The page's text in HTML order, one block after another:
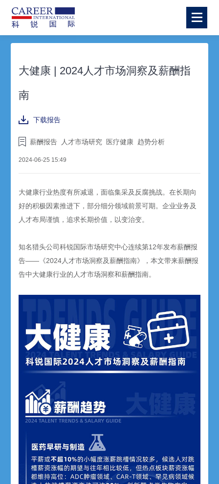
大健康 | 2024人才市场洞察及薪酬指
南
下载报告
薪酬报告 人才市场研究 医疗健康 趋势分析
2024-06-25 15:49
大健康行业热度有所减退，面临集采及反腐挑战。在长期向
好的积极因素推进下，部分细分领域前景可期。企业业务及
人才布局谨慎，追求长期价值，以变治变。
知名猎头公司科锐国际市场研究中心连续第12年发布薪酬报
告——《2024人才市场洞察及薪酬指南》，本文带来薪酬报
告中大健康行业的人才市场洞察和薪酬指南。